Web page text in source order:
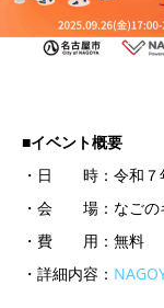
■イベント概要
・日 時：令和７
・会 場：なごの
・費 用：無料
・詳細内容：